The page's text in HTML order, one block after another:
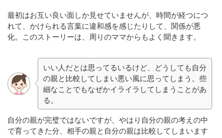
最初はお互い良い面しか見せていませんが、時間が経つにつ
れて、かけられる言葉に違和感を感じたりして、関係が悪
化。このストーリーは、周りのママからもよく聞きます。
いい人だとは思ってるいるけど、どうしても自分
の親と比較してしまい悪い風に思ってしまう。些
細なことでもなぜかイライラしてしまうことがあ
る。
自分の親が完璧ではないですが、やはり自分の親の考えの中
で育ってきた分、相手の親と自分の親は比較してしまいます